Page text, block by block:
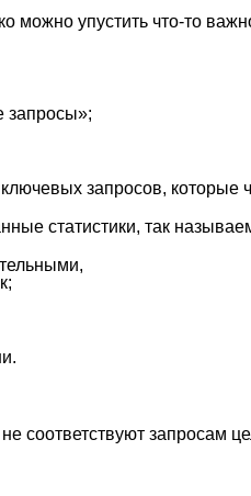
можно упустить что-то
запросы»;
запросов, которые
статистики, так
соответствуют запросам